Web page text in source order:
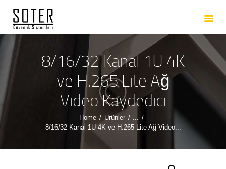
8/16/32 Kanal 1U 4K
ve H.265 Lite Ağ
Video Kaydedici
Home Ürünler
...
8/16/32 Kanal 1U 4K ve H.265 Lite Ağ Video...
ANASAYFA
HAKKIMIZDA
HIZMETLERIMIZ
ÜRÜNLERIMIZ
REFERANSLARIMIZ
İLETIŞIM